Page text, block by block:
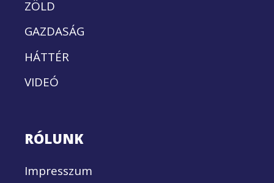
ZÖLD
GAZDASÁG
HÁTTÉR
VIDEÓ
RÓLUNK
Impresszum